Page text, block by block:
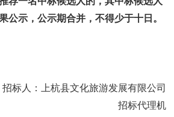
公示，公示期合并，不得少于十日。
招标人：上杭县文化旅游发展有限公司
招标代理机